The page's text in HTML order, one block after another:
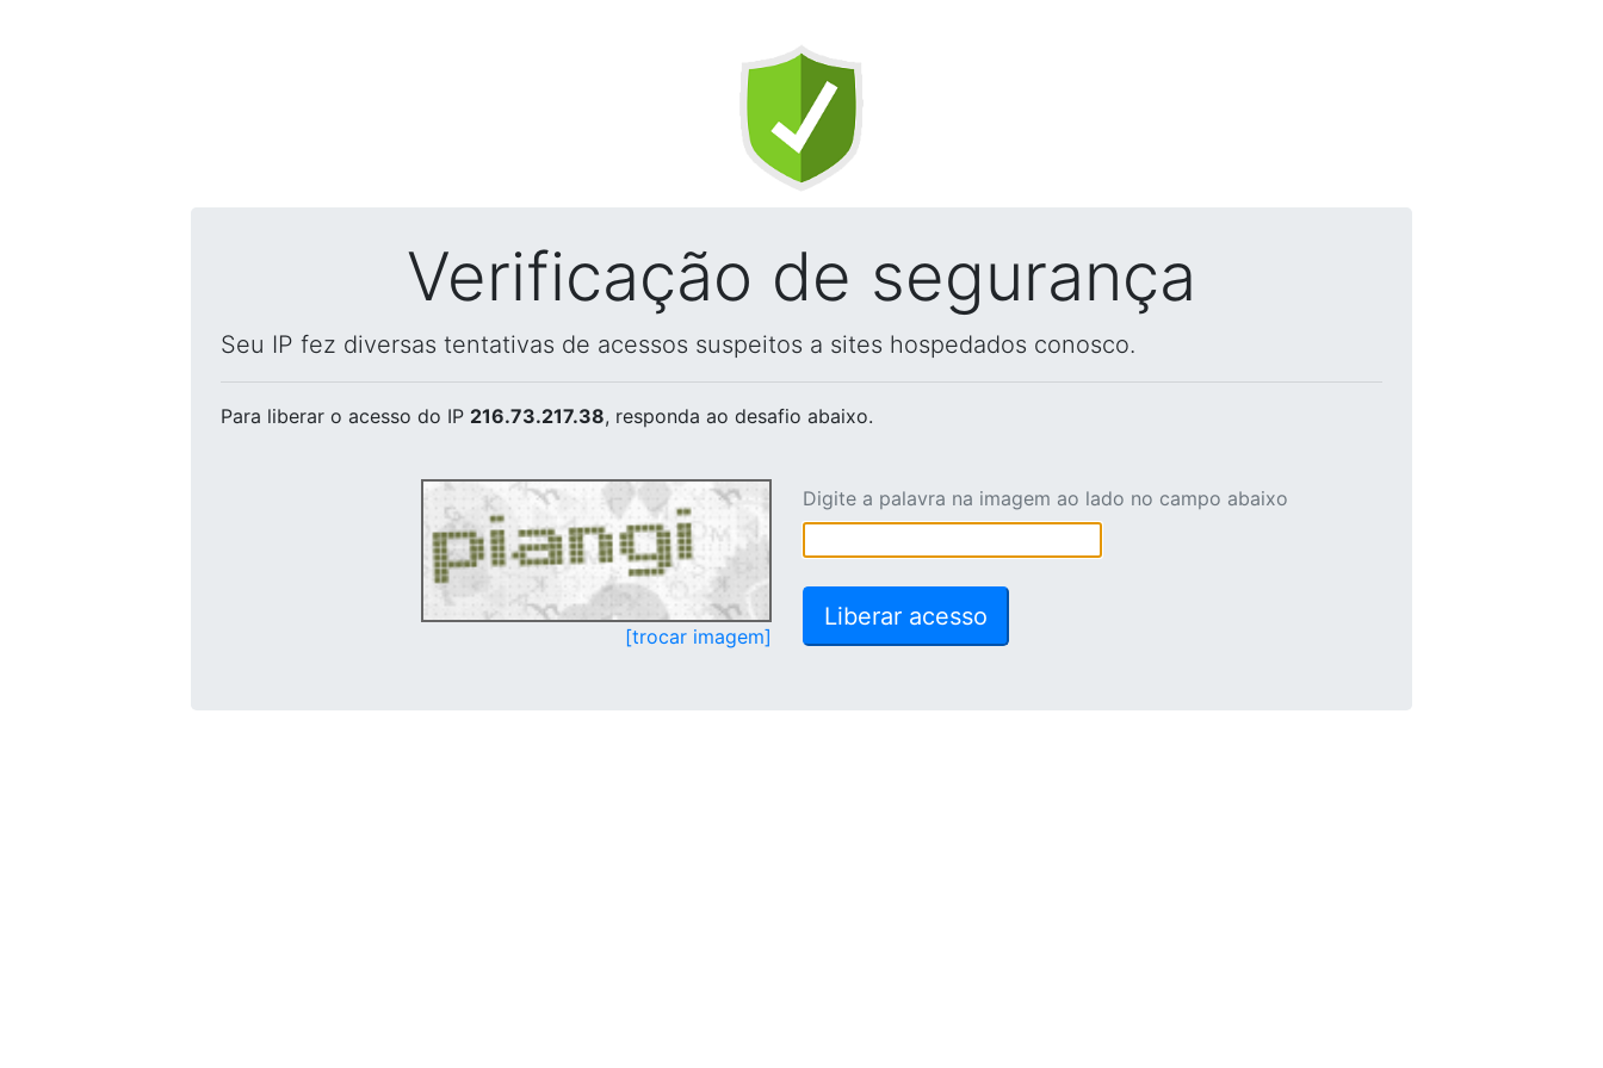
Verificação de segurança
Seu IP fez diversas tentativas de acessos suspeitos a sites hospedados conosco.
Para liberar o acesso do IP 216.73.217.38, responda ao desafio abaixo.
[trocar imagem]
Digite a palavra na imagem ao lado no campo abaixo